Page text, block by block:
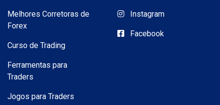
Melhores Corretoras de
Forex
Curso de Trading
Ferramentas para
Traders
Jogos para Traders
Instagram
Facebook